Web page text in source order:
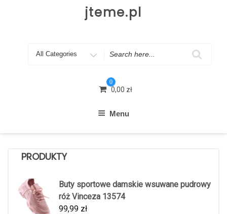
jteme.pl
Search
0
0,00 zł
Menu
PRODUKTY
Buty sportowe damskie wsuwane pudrowy
róż Vinceza 13574
99,99 zł